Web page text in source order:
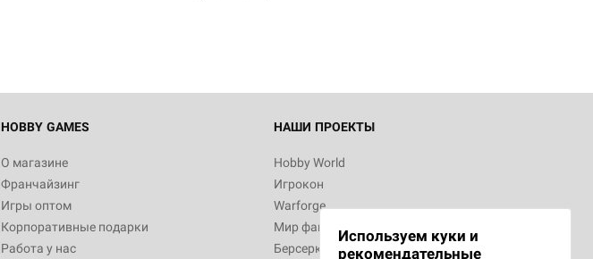
HOBBY GAMES
О магазине
Франчайзинг
Игры оптом
Корпоративные подарки
Работа у нас
НАШИ ПРОЕКТЫ
Hobby World
Игрокон
Warforge
Мир фантастики
Берсерк
Используем куки и
рекомендательные
империи: Боевая тревога
799
Настольная игра Hobby World Сумерки
империи. Четвёртая редакция: Грозовой
Рубеж
12 990